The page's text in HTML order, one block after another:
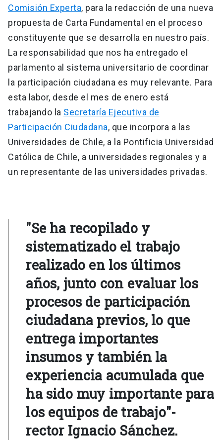
Comisión Experta, para la redacción de una nueva
propuesta de Carta Fundamental en el proceso
constituyente que se desarrolla en nuestro país.
La responsabilidad que nos ha entregado el
parlamento al sistema universitario de coordinar
la participación ciudadana es muy relevante. Para
esta labor, desde el mes de enero está
trabajando la Secretaría Ejecutiva de
Participación Ciudadana, que incorpora a las
Universidades de Chile, a la Pontificia Universidad
Católica de Chile, a universidades regionales y a
un representante de las universidades privadas.
"Se ha recopilado y
sistematizado el trabajo
realizado en los últimos
años, junto con evaluar los
procesos de participación
ciudadana previos, lo que
entrega importantes
insumos y también la
experiencia acumulada que
ha sido muy importante para
los equipos de trabajo"-
rector Ignacio Sánchez.